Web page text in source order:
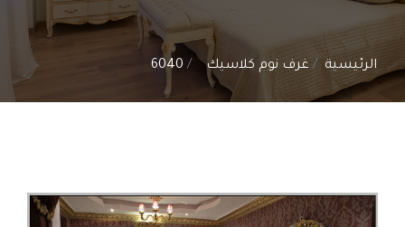
الرئيسية غرف نوم كلاسيك 6040